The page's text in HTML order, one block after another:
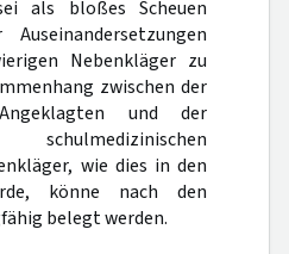
als bloßes Scheuen
Nebenkläger zu
zwischen der
und der
wie dies in den
könne nach den
belegt werden.